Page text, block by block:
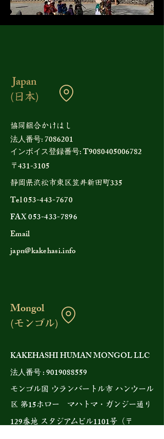
Japan
(日本)
​協同組合かけはし
法人番号:7086201
インボイス登録番号:T9080405006782
〒 431-3105
静岡県浜松市東区笠井新田町335
Tel053-443-7670
FAX053-433-7896
Email
japn@kakehasi.info
Mongol
(モンゴル)
KAKEHASHI HUMAN MONGOL LLC
法人番号 :9019088559
モンゴル国 ウランバートル市 ハンウール
区 第15ホロー マハトマ・ガンジー通り
129番地 スタジアムビル1101号（〒